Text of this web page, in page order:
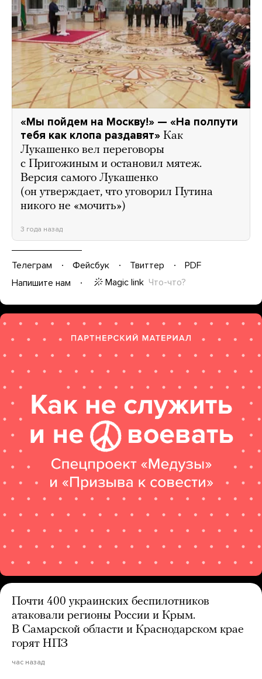
«Мы пойдем на Москву!» — «На полпути
тебя как клопа раздавят» Как
Лукашенко вел переговоры
с Пригожиным и остановил мятеж.
Версия самого Лукашенко
(он утверждает, что уговорил Путина
никого не «мочить»)
3 года назад
Телеграм Фейсбук Твиттер
PDF
Напишите нам
Magic link Что-что?
Почти 400 украинских беспилотников
атаковали регионы России и Крым.
В Самарской области и Краснодарском крае
горят НПЗ
час назад